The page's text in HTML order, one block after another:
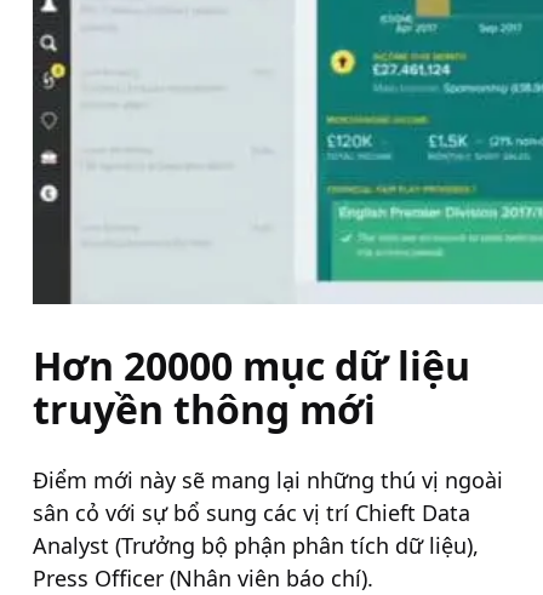
Hơn 20000 mục dữ liệu
truyền thông mới
Điểm mới này sẽ mang lại những thú vị ngoài
sân cỏ với sự bổ sung các vị trí Chieft Data
Analyst (Trưởng bộ phận phân tích dữ liệu),
Press Officer (Nhân viên báo chí).